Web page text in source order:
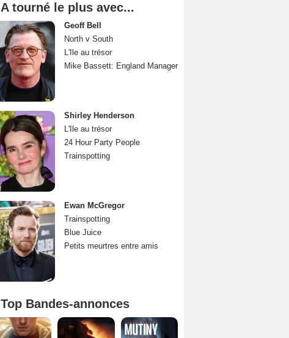
A tourné le plus avec...
Geoff Bell
North v South
L'Ile au trésor
Mike Bassett: England Manager
Shirley Henderson
L'Ile au trésor
24 Hour Party People
Trainspotting
Ewan McGregor
Trainspotting
Blue Juice
Petits meurtres entre amis
Top Bandes-annonces
Spider-Man: Brand New Day Bande-annonce VO STFR L'Odyssée Bande-annonce VO STFR